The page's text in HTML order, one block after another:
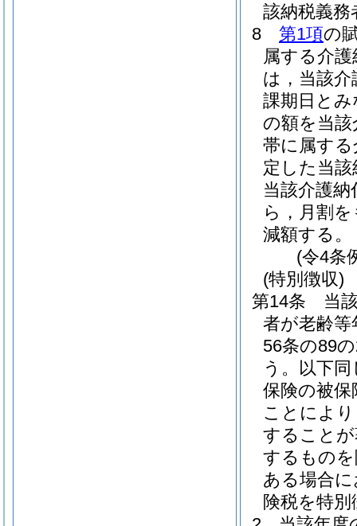
該納税義
8
第1項の
属する介
は，当該
課期日と
の額を当
帯に属す
定した当
当該介護
ら，月割
減額する。
(令4条
(特別徴収)
第14条
当
者が老齢等
56条の89
う。以下同
保険の被
ことによ
すること
するもの
ある場合
険税を特